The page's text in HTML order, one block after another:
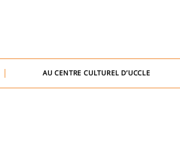
AU CENTRE CULTUREL D’UCCLE